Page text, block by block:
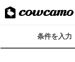
条
条件を入力